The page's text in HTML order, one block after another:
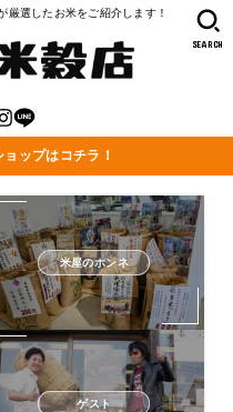
厳選したお米をご紹介します！
SEARCH
ップはコチラ！
米屋のホンネ
ゲスト